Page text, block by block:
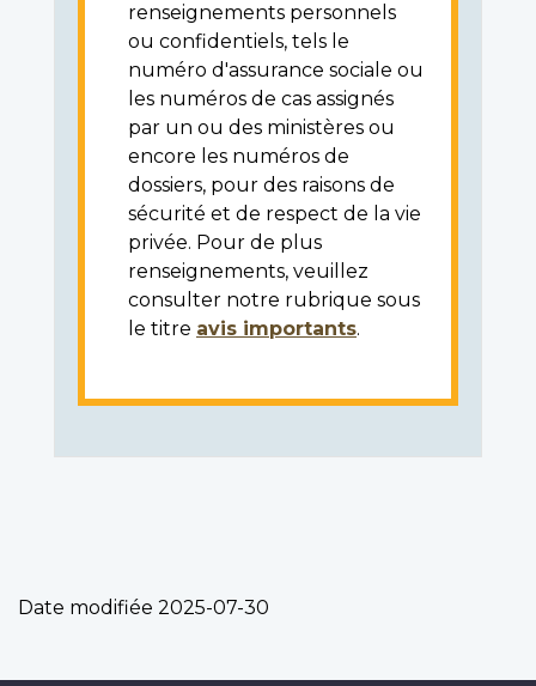
renseignements personnels
ou confidentiels, tels le
numéro d'assurance sociale ou
les numéros de cas assignés
par un ou des ministères ou
encore les numéros de
dossiers, pour des raisons de
sécurité et de respect de la vie
privée. Pour de plus
renseignements, veuillez
consulter notre rubrique sous
le titre avis importants.
Date modifiée 2025-07-30